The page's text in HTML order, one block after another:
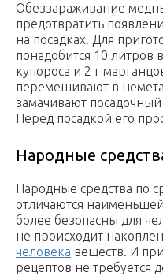
Обеззараживание
предотвратить
на посадках. Для
понадобится 10 литров
купороса и 2 г
перемешивают в
замачивают
Перед посадкой его
Народные
Народные средства по
отличаются
более безопасны для
не происходит
человека веществ. И
рецептов не требуется